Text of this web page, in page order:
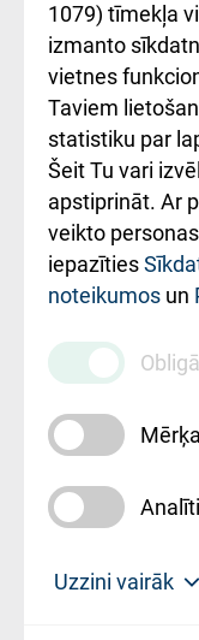
Kā pie mums
Rēķinu
ceļvedis
Rekvizīti un
ārstniecības
iestādes kods
010000234
Maksas
pakalpojumu
cenrādis
1079) tīmekļa
izmanto
vietnes
Taviem
statistiku par
Šeit Tu vari
apstiprināt. Ar
veikto
iepazīties
noteikumos un
Uzzini vairāk